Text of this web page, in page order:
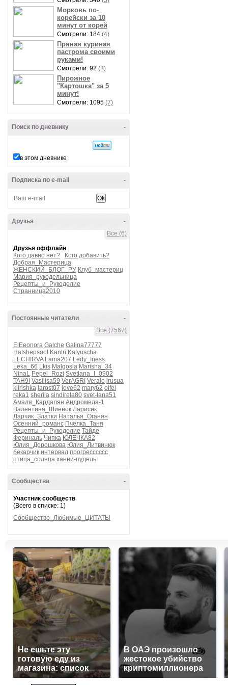
Морковь по-
корейски за 10
минут от корей
Смотрели: 184 (4)
Пряная куриная
пастрома своими
руками!
Смотрели: 92 (3)
Пирожное
"Картошка" за 5
минут!
Смотрели: 1095 (7)
-
Поиск по дневнику
в этом дневнике
-
Подписка по e-mail
-
Друзья
Все (6)
Друзья оффлайн
Кого давно нет?
Кого добавить?
Добрая_Мастерица
ЖЕНСКИЙ_БЛОГ_РУ Клуб_мастериц
Мария_рукодельница
Рецепты_и_Рукоделие
Странница2010
-
Постоянные читатели
Все (7567)
ElEeonora Galche Galina77777
Hatshepsoot Kantri Katyuscha
LECHIRVA Lama207 Ledy_Iness
Leka_66 Lkis Malgosia Marisha_34
NinaL Pepel_Rozi Svetlana_I_0902
TAH9I Vasilisa59 VerAGRI Veralo irusua
kiirishka larost07 love62 mary62 olfel
reka1 sherila sindirela80 svet-lana51
Амаля_Кардалян Андромеда-1
Валентина_Шиенок Ларисик
Ларчик_Златки Наталья_Оганян
Осенний_романс Пчёлка_Таня
Рецепты_и_Рукоделие Тайде
Фериналь Чипка ЮЛЕЧКА82
Юлия_Дорошкова Юлия_Литвинюк
бекарчик интервал прогресссссс
птица_солнца ханни-пудель
-
Сообщества
Участник сообществ
(Всего в списке: 1)
Сообщество_Любимые_ЦИТАТЫ
Не ешьте эту
готовую еду из
магазина: список
В ОАЭ произошло
жестокое убийство
криптомиллионера